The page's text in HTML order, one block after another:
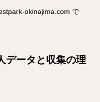
okinajima.com で
データと収集の理